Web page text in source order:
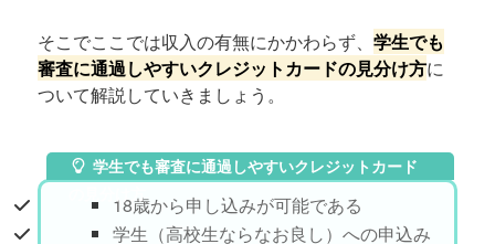
そこでここでは収入の有無にかかわらず、学生でも
審査に通過しやすいクレジットカードの見分け方に
ついて解説していきましょう。
学生でも審査に通過しやすいクレジットカード
の見分け方18歳から申し込みが可能である
学生（高校生ならなお良し）への申込み